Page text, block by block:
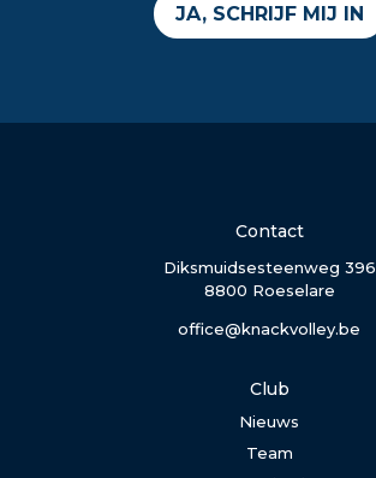
JA, SCHRIJF MIJ IN
Contact
Diksmuidsesteenweg 396
8800 Roeselare
office@knackvolley.be
Club
Nieuws
Team